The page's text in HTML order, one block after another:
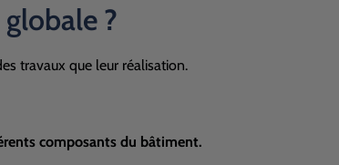
?
travaux que leur réalisation.
composants du bâtiment.